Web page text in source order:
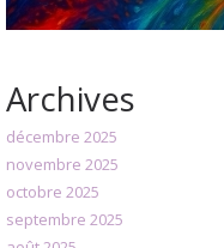
Archives
décembre 2025
novembre 2025
octobre 2025
septembre 2025